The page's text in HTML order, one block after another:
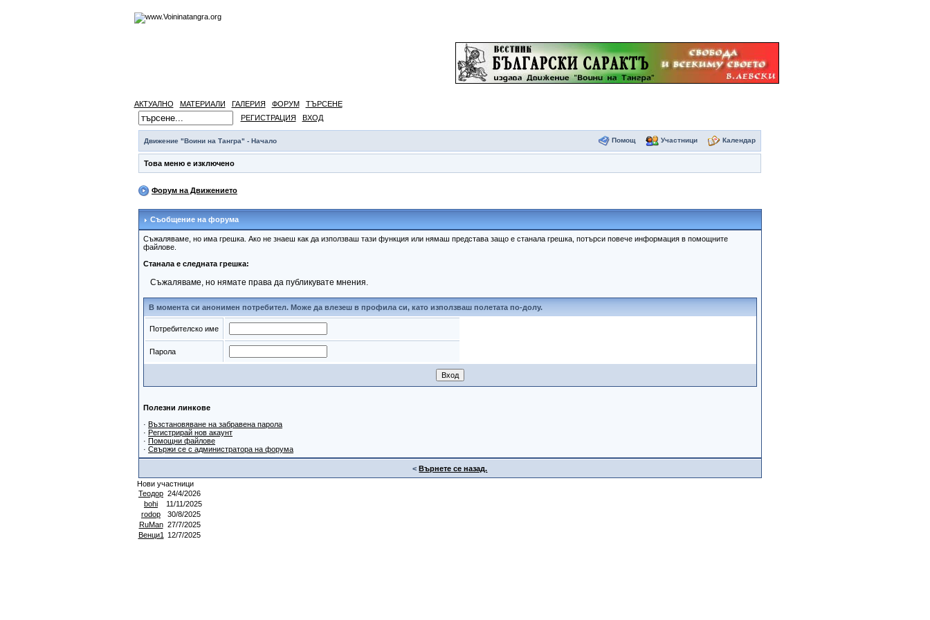
АКТУАЛНО МАТЕРИАЛИ ГАЛЕРИЯ ФОРУМ
ТЪРСЕНЕ
РЕГИСТРАЦИЯ
ВХОД
Движение "Воини на Тангра" - Начало Помощ Участници Календар
Това меню е изключено
Форум на Движението
Съобщение на форума
Съжаляваме, но има грешка. Ако не знаеш как да използваш тази функция или нямаш представа защо е станала грешка, потърси повече информация в помощните
файлове.
Станала е следната грешка:
Съжаляваме, но нямате права да публикувате мнения.
В момента си анонимен потребител. Може да влезеш в профила си, като използваш полетата по-долу.
Потребителско име
Парола
Полезни линкове
·Възстановяване на забравена парола
·Регистрирай нов акаунт
·Помощни файлове
·Свържи се с администратора на форума
<Върнете се назад.
Нови участници
Теодор 24/4/2026
bohi
11/11/2025
rodop
30/8/2025
RuMan 27/7/2025
Венци1
12/7/2025